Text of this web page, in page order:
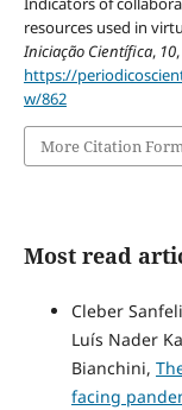
resources used in
Iniciação Científica, 10
https://
w/862
More Citation
Most read
Cleber
Luís Nader
Bianchini,
facing